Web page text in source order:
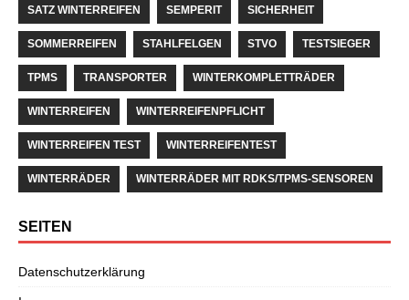
SATZ WINTERREIFEN SEMPERIT SICHERHEIT
SOMMERREIFEN STAHLFELGEN STVO TESTSIEGER
TPMS TRANSPORTER WINTERKOMPLETTRÄDER
WINTERREIFEN WINTERREIFENPFLICHT
WINTERREIFEN TEST WINTERREIFENTEST
WINTERRÄDER WINTERRÄDER MIT RDKS/TPMS-SENSOREN
SEITEN
Datenschutzerklärung